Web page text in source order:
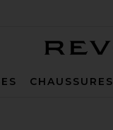
CHAUSSURES